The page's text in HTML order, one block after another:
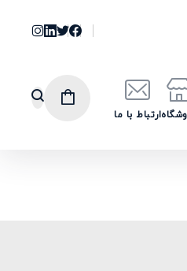
ارتباط با ما